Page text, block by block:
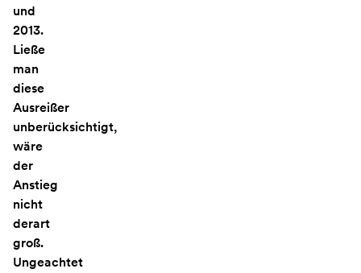
und
2013.
Ließe
man
diese
Ausreißer
unberücksichtigt,
wäre
der
Anstieg
nicht
derart
groß.
Ungeachtet